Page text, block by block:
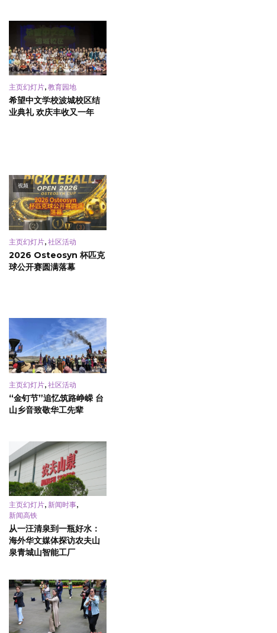
主页幻灯片, 教育园地
希望中文学校波城校区结
业典礼 欢庆丰收又一年
视频
主页幻灯片, 社区活动
2026 Osteosyn 杯匹克
球公开赛圆满落幕
主页幻灯片, 社区活动
“金钉节”追忆筑路峥嵘 台
山乡音致敬华工先辈
主页幻灯片, 新闻时事,
新闻高铁
从一汪清泉到一瓶好水：
海外华文媒体探访农夫山
泉青城山智能工厂